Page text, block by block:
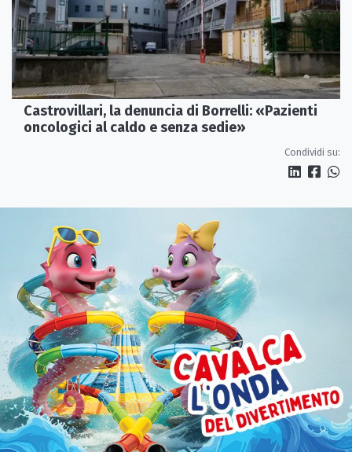
Castrovillari, la denuncia di Borrelli: «Pazienti
oncologici al caldo e senza sedie»
Condividi su: